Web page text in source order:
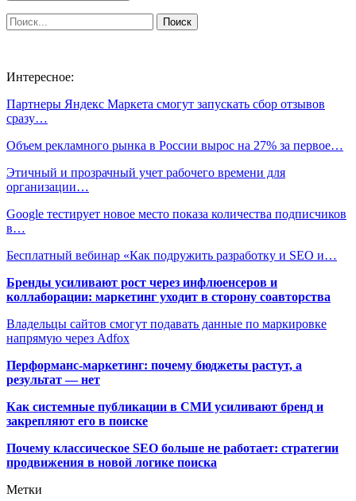
Интересное:
Партнеры Яндекс Маркета смогут запускать сбор отзывов
сразу…
Объем рекламного рынка в России вырос на 27% за первое…
Этичный и прозрачный учет рабочего времени для
организации…
Google тестирует новое место показа количества подписчиков
в…
Бесплатный вебинар «Как подружить разработку и SEO и…
Бренды усиливают рост через инфлюенсеров и
коллаборации: маркетинг уходит в сторону соавторства
Владельцы сайтов смогут подавать данные по маркировке
напрямую через Adfox
Перформанс-маркетинг: почему бюджеты растут, а
результат — нет
Как системные публикации в СМИ усиливают бренд и
закрепляют его в поиске
Почему классическое SEO больше не работает: стратегии
продвижения в новой логике поиска
Метки